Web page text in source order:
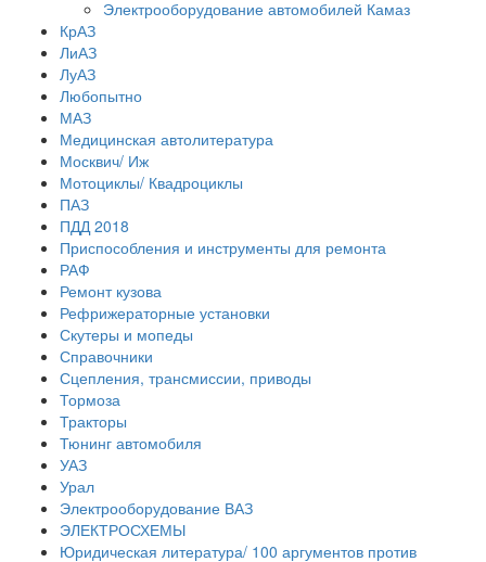
Электрооборудование автомобилей Камаз
КрАЗ
ЛиАЗ
ЛуАЗ
Любопытно
МАЗ
Медицинская автолитература
Москвич/ Иж
Мотоциклы/ Квадроциклы
ПАЗ
ПДД 2018
Приспособления и инструменты для ремонта
РАФ
Ремонт кузова
Рефрижераторные установки
Скутеры и мопеды
Справочники
Сцепления, трансмиссии, приводы
Тормоза
Тракторы
Тюнинг автомобиля
УАЗ
Урал
Электрооборудование ВАЗ
ЭЛЕКТРОСХЕМЫ
Юридическая литература/ 100 аргументов против